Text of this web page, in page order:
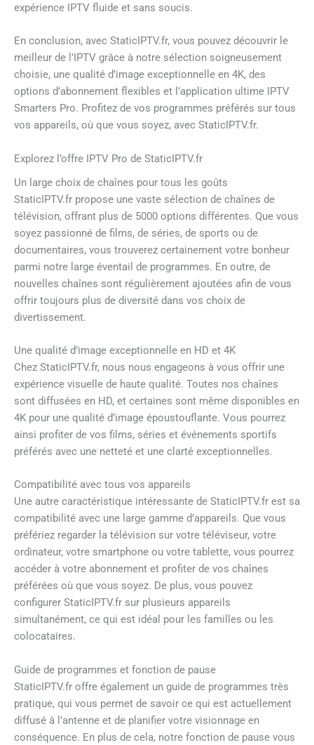
expérience IPTV fluide et sans soucis.
En conclusion, avec StaticIPTV.fr, vous pouvez découvrir le
meilleur de l’IPTV grâce à notre sélection soigneusement
choisie, une qualité d’image exceptionnelle en 4K, des
options d’abonnement flexibles et l’application ultime IPTV
Smarters Pro. Profitez de vos programmes préférés sur tous
vos appareils, où que vous soyez, avec StaticIPTV.fr.
Explorez l’offre IPTV Pro de StaticIPTV.fr
Un large choix de chaînes pour tous les goûts
StaticIPTV.fr propose une vaste sélection de chaînes de
télévision, offrant plus de 5000 options différentes. Que vous
soyez passionné de films, de séries, de sports ou de
documentaires, vous trouverez certainement votre bonheur
parmi notre large éventail de programmes. En outre, de
nouvelles chaînes sont régulièrement ajoutées afin de vous
offrir toujours plus de diversité dans vos choix de
divertissement.
Une qualité d’image exceptionnelle en HD et 4K
Chez StaticIPTV.fr, nous nous engageons à vous offrir une
expérience visuelle de haute qualité. Toutes nos chaînes
sont diffusées en HD, et certaines sont même disponibles en
4K pour une qualité d’image époustouflante. Vous pourrez
ainsi profiter de vos films, séries et événements sportifs
préférés avec une netteté et une clarté exceptionnelles.
Compatibilité avec tous vos appareils
Une autre caractéristique intéressante de StaticIPTV.fr est sa
compatibilité avec une large gamme d’appareils. Que vous
préfériez regarder la télévision sur votre téléviseur, votre
ordinateur, votre smartphone ou votre tablette, vous pourrez
accéder à votre abonnement et profiter de vos chaînes
préférées où que vous soyez. De plus, vous pouvez
configurer StaticIPTV.fr sur plusieurs appareils
simultanément, ce qui est idéal pour les familles ou les
colocataires.
Guide de programmes et fonction de pause
StaticIPTV.fr offre également un guide de programmes très
pratique, qui vous permet de savoir ce qui est actuellement
diffusé à l’antenne et de planifier votre visionnage en
conséquence. En plus de cela, notre fonction de pause vous